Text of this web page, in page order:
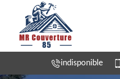
indisponible